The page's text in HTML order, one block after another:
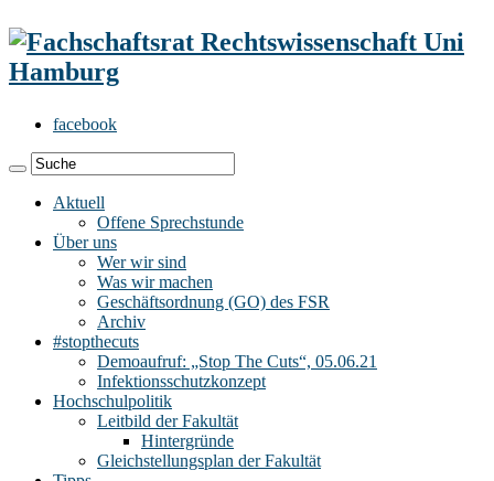
facebook
Aktuell
Offene Sprechstunde
Über uns
Wer wir sind
Was wir machen
Geschäftsordnung (GO) des FSR
Archiv
#stopthecuts
Demoaufruf: „Stop The Cuts“, 05.06.21
Infektionsschutzkonzept
Hochschulpolitik
Leitbild der Fakultät
Hintergründe
Gleichstellungsplan der Fakultät